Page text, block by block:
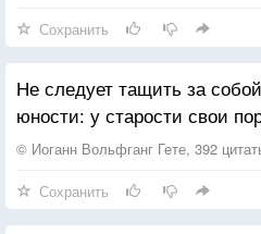
Сохранить
Не следует тащить за
юности: у старости свои
© Иоганн Вольфганг Гете, 392
Сохранить